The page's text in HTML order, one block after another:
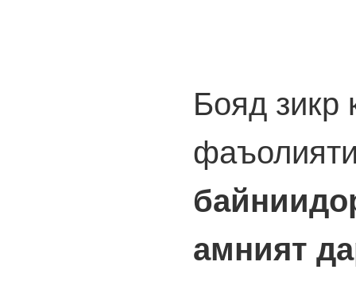
Бояд зикр
амният